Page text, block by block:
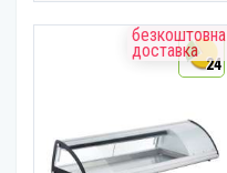
безкоштовна
доставка
24